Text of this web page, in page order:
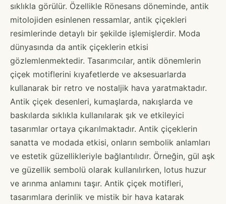
sıklıkla görülür. Özellikle Rönesans döneminde, antik
mitolojiden esinlenen ressamlar, antik çiçekleri
resimlerinde detaylı bir şekilde işlemişlerdir. Moda
dünyasında da antik çiçeklerin etkisi
gözlemlenmektedir. Tasarımcılar, antik dönemlerin
çiçek motiflerini kıyafetlerde ve aksesuarlarda
kullanarak bir retro ve nostaljik hava yaratmaktadır.
Antik çiçek desenleri, kumaşlarda, nakışlarda ve
baskılarda sıklıkla kullanılarak şık ve etkileyici
tasarımlar ortaya çıkarılmaktadır. Antik çiçeklerin
sanatta ve modada etkisi, onların sembolik anlamları
ve estetik güzellikleriyle bağlantılıdır. Örneğin, gül aşk
ve güzellik sembolü olarak kullanılırken, lotus huzur
ve arınma anlamını taşır. Antik çiçek motifleri,
tasarımlara derinlik ve mistik bir hava katarak